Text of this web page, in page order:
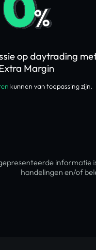
kunnen van toepassing zijn.
op daytrading
Margin
informatie
handelingen en/of